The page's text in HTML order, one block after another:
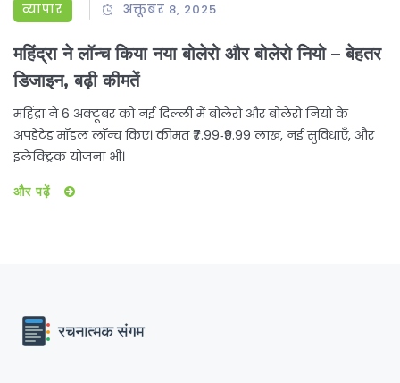
व्यापार अक्तूबर 8, 2025
महिंद्रा ने लॉन्च किया नया बोलेरो और बोलेरो नियो – बेहतर
डिजाइन, बढ़ी कीमतें
महिंद्रा ने 6 अक्टूबर को नई दिल्ली में बोलेरो और बोलेरो नियो के
अपडेटेड मॉडल लॉन्च किए। कीमत ₹7.99‑₹9.99 लाख, नई सुविधाएँ, और
इलेक्ट्रिक योजना भी।
और पढ़ें